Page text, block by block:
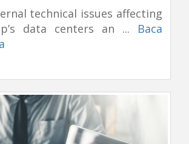
technical issues affecting
data centers an ... Baca